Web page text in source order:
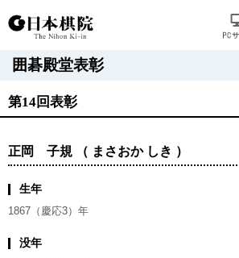
囲碁殿堂表彰
第14回表彰
正岡 子規 （ まさおか しき ）
生年
1867（慶応3）年
没年